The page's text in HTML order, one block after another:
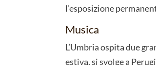
l’esposizione
Musica
L’Umbria ospita due
estiva, si svolge a